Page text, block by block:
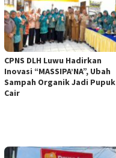
CPNS DLH Luwu Hadirkan
Inovasi “MASSIPA’NA”, Ubah
Sampah Organik Jadi Pupuk
Cair